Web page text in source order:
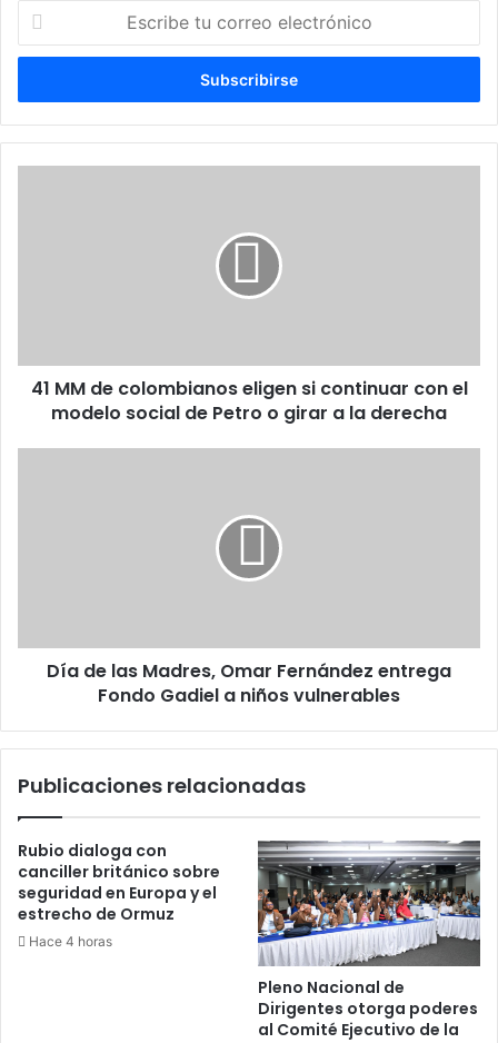
Escribe
correo
el
modelo
social
41 MM de colombianos eligen si continuar con el
modelo social de Petro o girar a la derecha
Gadiel
Día de las Madres, Omar Fernández entrega
Fondo Gadiel a niños vulnerables
Publicaciones relacionadas
Rubio dialoga con
canciller británico sobre
seguridad en Europa y el
estrecho de Ormuz
Hace 4 horas
Pleno Nacional de
Dirigentes otorga poderes
al Comité Ejecutivo de la